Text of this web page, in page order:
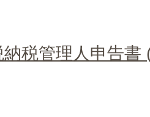
納税管理人申告